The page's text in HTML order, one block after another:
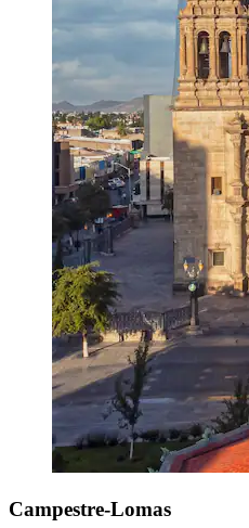
Campestre-Lomas